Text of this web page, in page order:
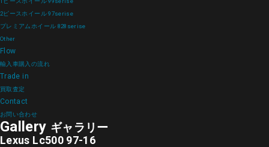
2ピースホイール 97serise
プレミアムホイール 828serise
Other
Flow
輸入車購入の流れ
Trade in
買取査定
Contact
お問い合わせ
Gallery ギャラリー
Lexus Lc500 97-16